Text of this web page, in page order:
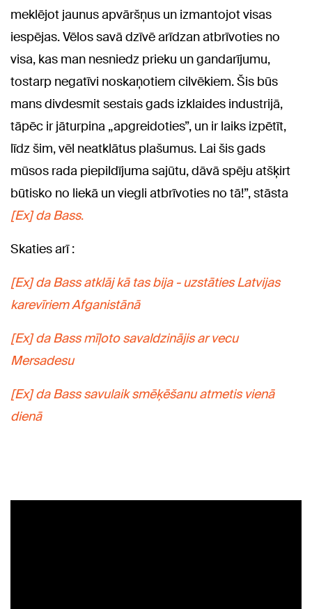
meklējot jaunus apvāršņus un izmantojot visas
iespējas. Vēlos savā dzīvē arīdzan atbrīvoties no
visa, kas man nesniedz prieku un gandarījumu,
tostarp negatīvi noskaņotiem cilvēkiem. Šis būs
mans divdesmit sestais gads izklaides industrijā,
tāpēc ir jāturpina „apgreidoties”, un ir laiks izpētīt,
līdz šim, vēl neatklātus plašumus. Lai šis gads
mūsos rada piepildījuma sajūtu, dāvā spēju atšķirt
būtisko no liekā un viegli atbrīvoties no tā!”, stāsta
[Ex] da Bass.
Skaties arī :
[Ex] da Bass atklāj kā tas bija - uzstāties Latvijas
karevīriem Afganistānā
[Ex] da Bass mīļoto savaldzinājis ar vecu
Mersadesu
[Ex] da Bass savulaik smēķēšanu atmetis vienā
dienā